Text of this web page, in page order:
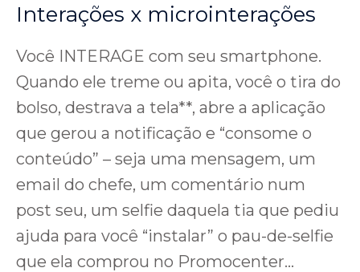
Interações x microinterações
Você INTERAGE com seu smartphone.
Quando ele treme ou apita, você o tira do
bolso, destrava a tela**, abre a aplicação
que gerou a notificação e “consome o
conteúdo” – seja uma mensagem, um
email do chefe, um comentário num
post seu, um selfie daquela tia que pediu
ajuda para você “instalar” o pau-de-selfie
que ela comprou no Promocenter…